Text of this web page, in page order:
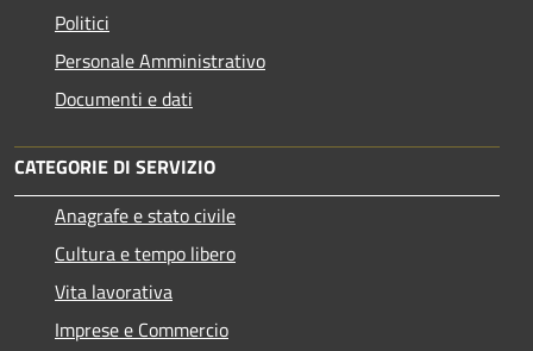
Politici
Personale Amministrativo
Documenti e dati
CATEGORIE DI SERVIZIO
Anagrafe e stato civile
Cultura e tempo libero
Vita lavorativa
Imprese e Commercio